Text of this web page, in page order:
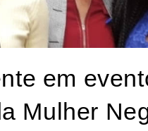
em
Mulher